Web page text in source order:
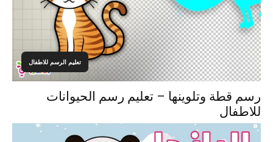
تعليم الرسم للاطفال
رسم قطة وتلوينها – تعليم رسم الحيوانات
للاطفال